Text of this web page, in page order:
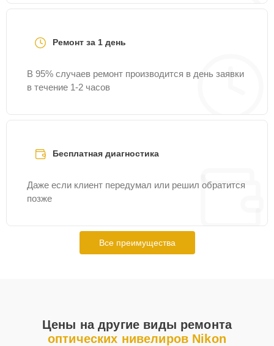
Ремонт за 1 день
В 95% случаев ремонт производится в день заявки
в течение 1-2 часов
Бесплатная диагностика
Даже если клиент передумал или решил обратится
позже
Все преимущества
Цены на другие виды ремонта
оптических нивелиров Nikon